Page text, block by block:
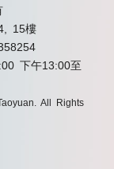
15樓
下午13:00至
All Rights